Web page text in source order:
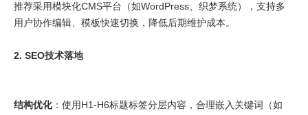
推荐采用模块化CMS平台（如WordPress、织梦系统），支持多
用户协作编辑、模板快速切换，降低后期维护成本。
2. SEO技术落地
结构优化：使用H1-H6标题标签分层内容，合理嵌入关键词（如